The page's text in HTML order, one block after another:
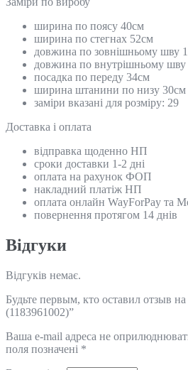
ширина по поясу 40см
ширина по стегнах 52см
довжина по зовнішньому шву
довжина по внутрішньому шву
посадка по переду 34см
ширина штанини по низу 30см
заміри вказані для розміру: 29
Доставка і оплата
відправка щоденно НП
сроки доставки 1-2 дні
оплата на рахунок ФОП
накладний платіж НП
оплата онлайн WayForPay та
повернення протягом 14 днів
Відгуки
Відгуків немає.
Будьте первым, кто оставил отзыв
(1183961002)”
Ваша e-mail адреса не
поля позначені *